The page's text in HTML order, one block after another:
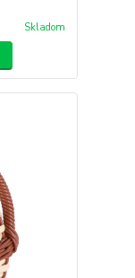
Skladom